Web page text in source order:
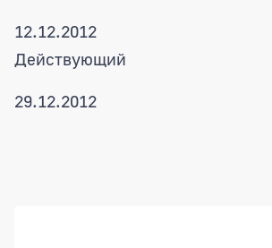
12.12.2012
Действующий
29.12.2012